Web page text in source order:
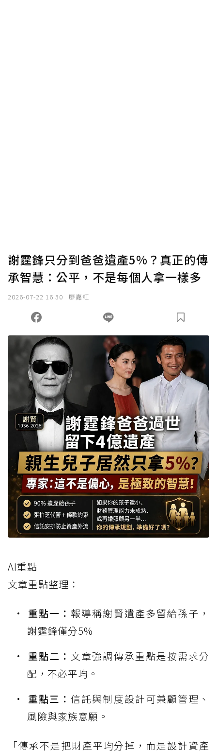
謝霆鋒只分到爸爸遺產5%？真正的傳
承智慧：公平，不是每個人拿一樣多
2026-07-22 16:30 廖嘉紅
AI重點
文章重點整理：
重點一： 報導稱謝賢遺產多留給孫子，
謝霆鋒僅分5%
重點二： 文章強調傳承重點是按需求分
配，不必平均。
重點三：信託與制度設計可兼顧管理、
風險與家族意願。
「傳承不是把財產平均分掉，而是設計資產